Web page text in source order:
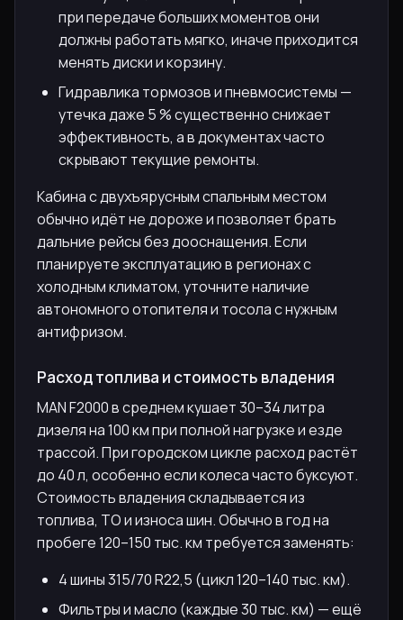
при передаче больших моментов они
должны работать мягко, иначе приходится
менять диски и корзину.
Гидравлика тормозов и пневмосистемы —
утечка даже 5 % существенно снижает
эффективность, а в документах часто
скрывают текущие ремонты.
Кабина с двухъярусным спальным местом
обычно идёт не дороже и позволяет брать
дальние рейсы без дооснащения. Если
планируете эксплуатацию в регионах с
холодным климатом, уточните наличие
автономного отопителя и тосола с нужным
антифризом.
Расход топлива и стоимость владения
MAN F2000 в среднем кушает 30–34 литра
дизеля на 100 км при полной нагрузке и езде
трассой. При городском цикле расход растёт
до 40 л, особенно если колеса часто буксуют.
Стоимость владения складывается из
топлива, ТО и износа шин. Обычно в год на
пробеге 120–150 тыс. км требуется заменять:
4 шины 315/70 R22,5 (цикл 120–140 тыс. км).
Фильтры и масло (каждые 30 тыс. км) — ещё